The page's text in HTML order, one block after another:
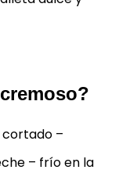
–
– frío en la